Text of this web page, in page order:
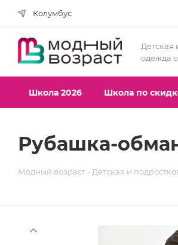
Колумбус
Детская
одежда
Школа 2026 Школа по
Рубашка-
Модный возраст - Детская и